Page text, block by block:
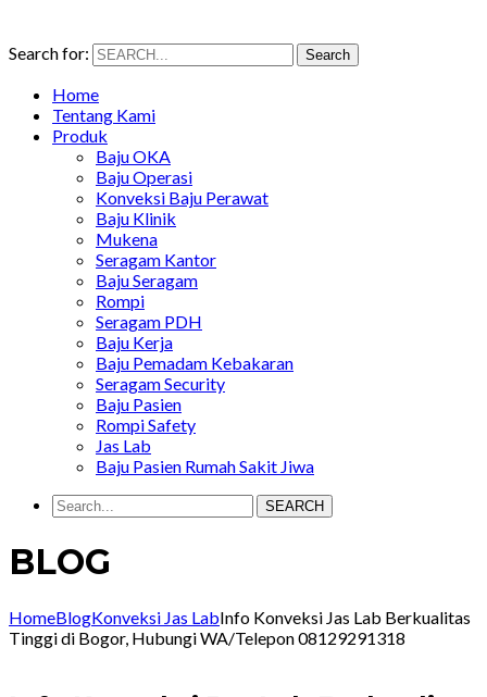
Search for: Search
Home
Tentang Kami
Produk
Baju OKA
Baju Operasi
Konveksi Baju Perawat
Baju Klinik
Mukena
Seragam Kantor
Baju Seragam
Rompi
Seragam PDH
Baju Kerja
Baju Pemadam Kebakaran
Seragam Security
Baju Pasien
Rompi Safety
Jas Lab
Baju Pasien Rumah Sakit Jiwa
SEARCH
BLOG
HomeBlogKonveksi Jas LabInfo Konveksi Jas Lab Berkualitas
Tinggi di Bogor, Hubungi WA/Telepon 08129291318